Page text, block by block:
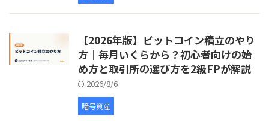
【2026年版】ビットコイン積立のやり
方｜毎月いくらから？初心者向けの始
め方と取引所の選び方を2級FPが解説
2026/8/6
暗号資産